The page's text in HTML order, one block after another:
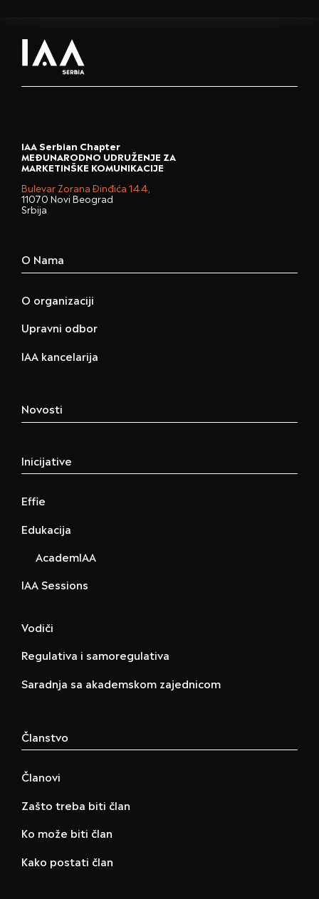
IAA Serbian Chapter
MEĐUNARODNO UDRUŽENJE ZA
MARKETINŠKE KOMUNIKACIJE
Bulevar Zorana Đinđića 144,
11070 Novi Beograd
Srbija
O Nama
O organizaciji
Upravni odbor
IAA kancelarija
Novosti
Inicijative
Effie
Edukacija
AcademIAA
IAA Sessions
Vodiči
Regulativa i samoregulativa
Saradnja sa akademskom zajednicom
Članstvo
Članovi
Zašto treba biti član
Ko može biti član
Kako postati član